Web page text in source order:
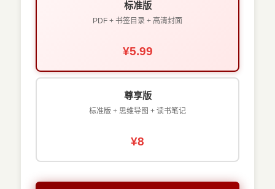
标准版
PDF + 书签目录 + 高清封面
¥5.99
尊享版
标准版 + 思维导图 + 读书笔记
¥8